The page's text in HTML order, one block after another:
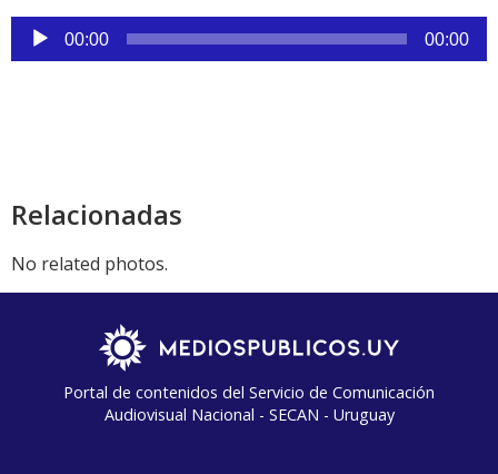
Reproductor
de
00:00 00:00
Relacionadas
No related photos.
Portal de contenidos del Servicio de Comunicación
Audiovisual Nacional - SECAN - Uruguay